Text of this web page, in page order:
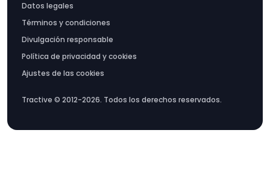
Datos legales
Términos y condiciones
Divulgación responsable
Política de privacidad y cookies
Ajustes de las cookies
Tractive © 2012-2026. Todos los derechos reservados.